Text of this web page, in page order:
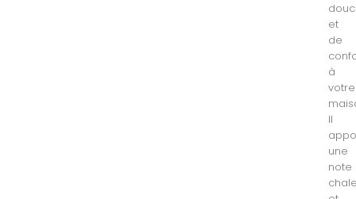
et
de
à
votre
Il
une
note